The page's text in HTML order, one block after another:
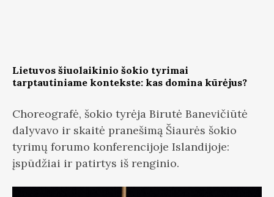
Lietuvos šiuolaikinio šokio tyrimai
tarptautiniame kontekste: kas domina kūrėjus?
Choreografė, šokio tyrėja Birutė Banevičiūtė
dalyvavo ir skaitė pranešimą Šiaurės šokio
tyrimų forumo konferencijoje Islandijoje:
įspūdžiai ir patirtys iš renginio.